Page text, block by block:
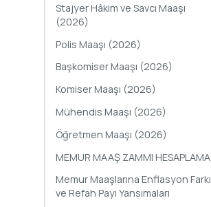
Stajyer Hâkim ve Savcı Maaşı
(2026)
Polis Maaşı (2026)
Başkomiser Maaşı (2026)
Komiser Maaşı (2026)
Mühendis Maaşı (2026)
Öğretmen Maaşı (2026)
MEMUR MAAŞ ZAMMI HESAPLAMA
Memur Maaşlarına Enflasyon Farkı
ve Refah Payı Yansımaları